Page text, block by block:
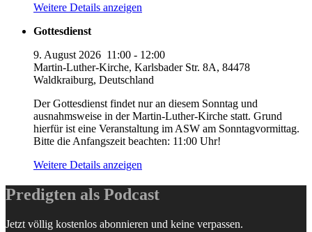
Weitere Details anzeigen
Gottesdienst
9. August 2026 11:00 - 12:00
Martin-Luther-Kirche, Karlsbader Str. 8A, 84478
Waldkraiburg, Deutschland
Der Gottesdienst findet nur an diesem Sonntag und
ausnahmsweise in der Martin-Luther-Kirche statt. Grund
hierfür ist eine Veranstaltung im ASW am Sonntagvormittag.
Bitte die Anfangszeit beachten: 11:00 Uhr!
Weitere Details anzeigen
Predigten als Podcast
Jetzt völlig kostenlos abonnieren und keine verpassen.